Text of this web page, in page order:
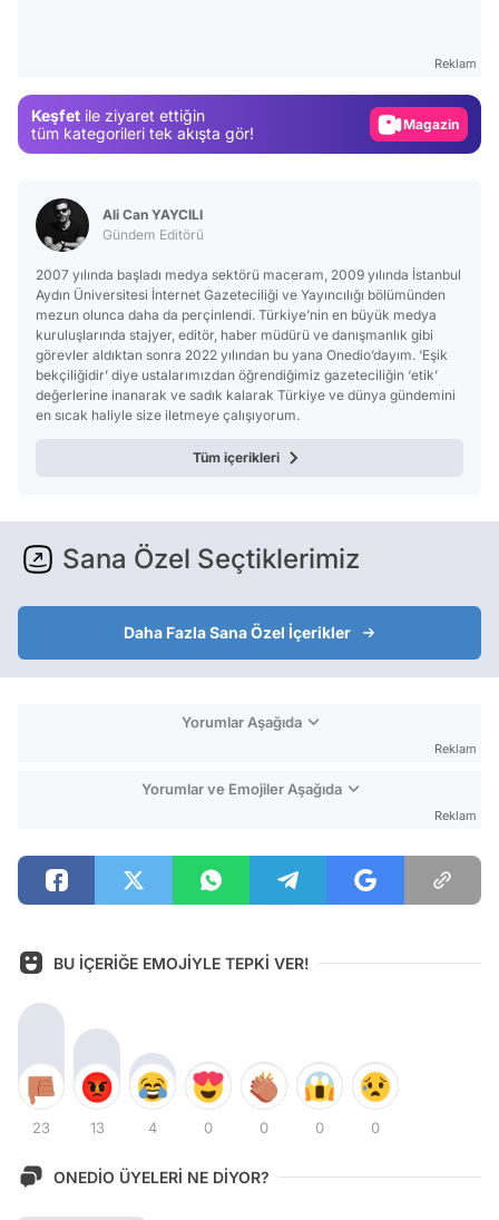
Reklam
Keşfet ile ziyaret ettiğin
tüm kategorileri tek akışta gör!
Video
Ali Can YAYCILI
Gündem Editörü
2007 yılında başladı medya sektörü maceram, 2009 yılında İstanbul
Aydın Üniversitesi İnternet Gazeteciliği ve Yayıncılığı bölümünden
mezun olunca daha da perçinlendi. Türkiye’nin en büyük medya
kuruluşlarında stajyer, editör, haber müdürü ve danışmanlık gibi
görevler aldıktan sonra 2022 yılından bu yana Onedio’dayım. ‘Eşik
bekçiliğidir’ diye ustalarımızdan öğrendiğimiz gazeteciliğin ‘etik’
değerlerine inanarak ve sadık kalarak Türkiye ve dünya gündemini
en sıcak haliyle size iletmeye çalışıyorum.
Tüm içerikleri
Sana Özel Seçtiklerimiz
Daha Fazla Sana Özel İçerikler
Yorumlar Aşağıda
Reklam
Yorumlar ve Emojiler Aşağıda
Reklam
BU İÇERİĞE EMOJİYLE TEPKİ VER!
23 13 4 0 0 0 0
ONEDİO ÜYELERİ NE DİYOR?